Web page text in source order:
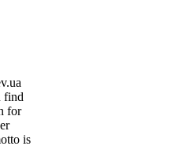
find
for
is